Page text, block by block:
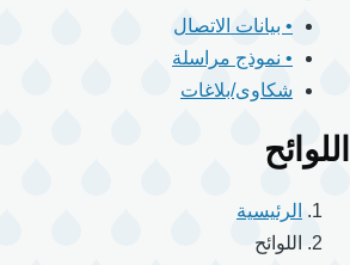
• بيانات الاتصال
• نموذج مراسلة
شكاوى/بلاغات
اللوائح
الرئيسية
اللوائح